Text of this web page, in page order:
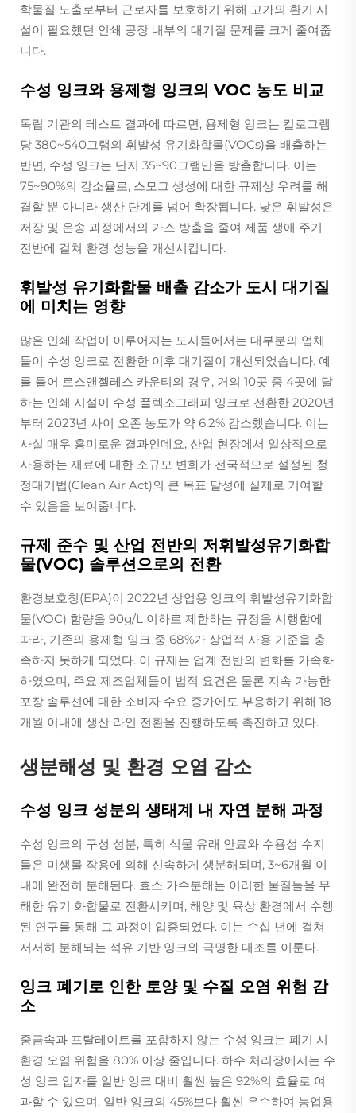
학물질 노출로부터 근로자를 보호하기 위해 고가의 환기 시
설이 필요했던 인쇄 공장 내부의 대기질 문제를 크게 줄여줍
니다.
수성 잉크와 용제형 잉크의 VOC 농도 비교
독립 기관의 테스트 결과에 따르면, 용제형 잉크는 킬로그램
당 380~540그램의 휘발성 유기화합물(VOCs)을 배출하는
반면, 수성 잉크는 단지 35~90그램만을 방출합니다. 이는
75~90%의 감소율로, 스모그 생성에 대한 규제상 우려를 해
결할 뿐 아니라 생산 단계를 넘어 확장됩니다. 낮은 휘발성은
저장 및 운송 과정에서의 가스 방출을 줄여 제품 생애 주기
전반에 걸쳐 환경 성능을 개선시킵니다.
휘발성 유기화합물 배출 감소가 도시 대기질
에 미치는 영향
많은 인쇄 작업이 이루어지는 도시들에서는 대부분의 업체
들이 수성 잉크로 전환한 이후 대기질이 개선되었습니다. 예
를 들어 로스앤젤레스 카운티의 경우, 거의 10곳 중 4곳에 달
하는 인쇄 시설이 수성 플렉소그래피 잉크로 전환한 2020년
부터 2023년 사이 오존 농도가 약 6.2% 감소했습니다. 이는
사실 매우 흥미로운 결과인데요, 산업 현장에서 일상적으로
사용하는 재료에 대한 소규모 변화가 전국적으로 설정된 청
정대기법(Clean Air Act)의 큰 목표 달성에 실제로 기여할
수 있음을 보여줍니다.
규제 준수 및 산업 전반의 저휘발성유기화합
물(VOC) 솔루션으로의 전환
환경보호청(EPA)이 2022년 상업용 잉크의 휘발성유기화합
물(VOC) 함량을 90g/L 이하로 제한하는 규정을 시행함에
따라, 기존의 용제형 잉크 중 68%가 상업적 사용 기준을 충
족하지 못하게 되었다. 이 규제는 업계 전반의 변화를 가속화
하였으며, 주요 제조업체들이 법적 요건은 물론 지속 가능한
포장 솔루션에 대한 소비자 수요 증가에도 부응하기 위해 18
개월 이내에 생산 라인 전환을 진행하도록 촉진하고 있다.
생분해성 및 환경 오염 감소
수성 잉크 성분의 생태계 내 자연 분해 과정
수성 잉크의 구성 성분, 특히 식물 유래 안료와 수용성 수지
들은 미생물 작용에 의해 신속하게 생분해되며, 3~6개월 이
내에 완전히 분해된다. 효소 가수분해는 이러한 물질들을 무
해한 유기 화합물로 전환시키며, 해양 및 육상 환경에서 수행
된 연구를 통해 그 과정이 입증되었다. 이는 수십 년에 걸쳐
서서히 분해되는 석유 기반 잉크와 극명한 대조를 이룬다.
잉크 폐기로 인한 토양 및 수질 오염 위험 감
소
중금속과 프탈레이트를 포함하지 않는 수성 잉크는 폐기 시
환경 오염 위험을 80% 이상 줄입니다. 하수 처리장에서는 수
성 잉크 입자를 일반 잉크 대비 훨씬 높은 92%의 효율로 여
과할 수 있으며, 일반 잉크의 45%보다 훨씬 우수하여 농업용